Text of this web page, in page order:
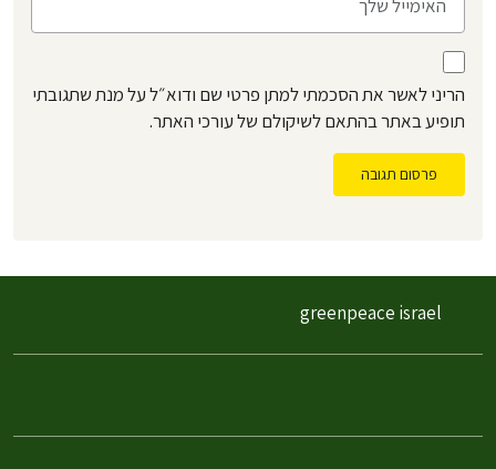
הריני לאשר את הסכמתי למתן פרטי שם ודוא״ל על מנת שתגובתי
תופיע באתר בהתאם לשיקולם של עורכי האתר.
פרסום תגובה